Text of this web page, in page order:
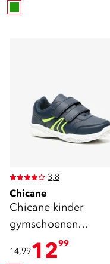
3,8
Chicane
Chicane kinder
gymschoenen
klittenband blauw
14,991299